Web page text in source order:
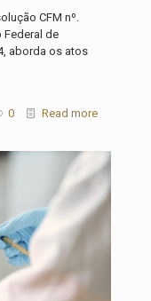
CFM nº.
Federal de
aborda os atos
0 Read more